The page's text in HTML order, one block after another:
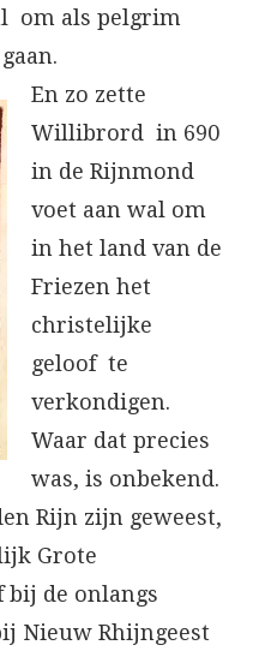
om als pelgrim
En zo zette
Willibrord in 690
in de Rijnmond
voet aan wal om
in het land van de
Friezen het
christelijke
geloof te
verkondigen.
Waar dat precies
was, is onbekend.
Rijn zijn geweest,
Grote
bij de onlangs
Nieuw Rhijngeest